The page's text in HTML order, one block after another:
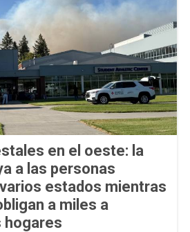
en el oeste: la
a las personas
estados mientras
a miles a
hogares